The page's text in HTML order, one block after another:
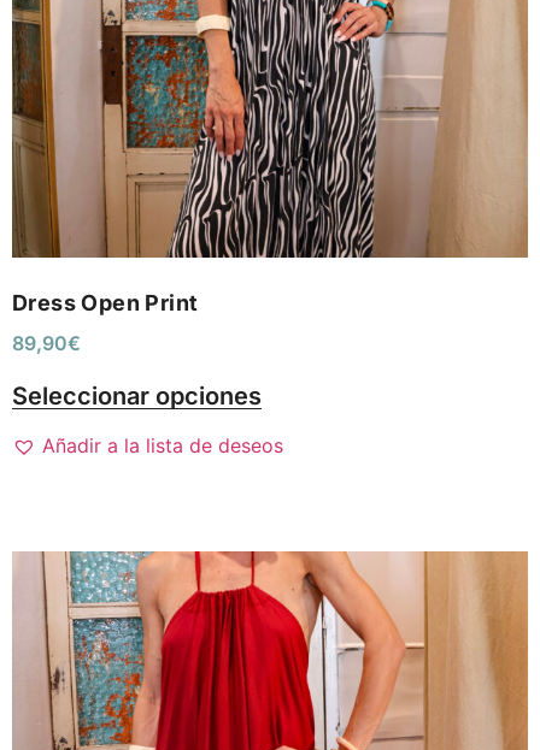
Dress Open Print
89,90€
Seleccionar opciones
Añadir a la lista de deseos